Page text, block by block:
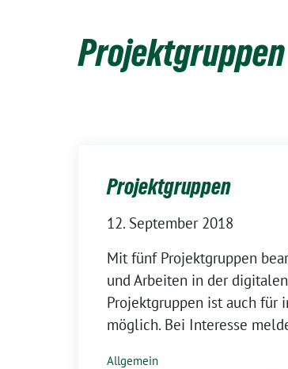
Projektgruppen
Projektgruppen
12. September 2018
Mit fünf Projektgruppen
und Arbeiten in der
Projektgruppen ist auch
möglich. Bei Interesse
Allgemein